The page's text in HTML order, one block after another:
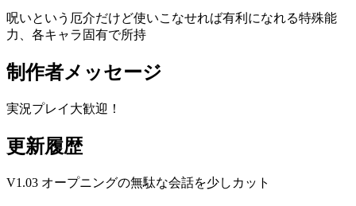
呪いという厄介だけど使いこなせれば有利になれる特殊能
力、各キャラ固有で所持
制作者メッセージ
実況プレイ大歓迎！
更新履歴
V1.03 オープニングの無駄な会話を少しカット